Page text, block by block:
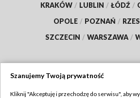
KRAKÓW / LUBLIN / ŁÓDŹ /
OPOLE / POZNAŃ /
SZCZECIN / WARSZAWA /
Szanujemy Twoją prywatność
Kliknij "Akceptuję i przechodzę do serwisu", aby